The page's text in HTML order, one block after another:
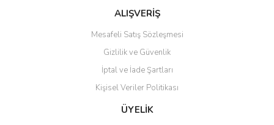
Gönder
ALIŞVERİŞ
Mesafeli Satış Sözleşmesi
Gizlilik ve Güvenlik
İptal ve İade Şartları
Kişisel Veriler Politikası
ÜYELİK